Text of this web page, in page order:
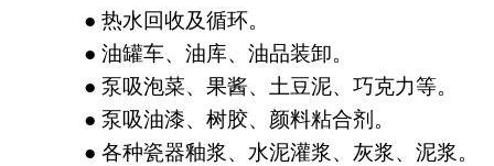
● 热水回收及循环。
● 油罐车、油库、油品装卸。
● 泵吸泡菜、果酱、土豆泥、巧克力等。
● 泵吸油漆、树胶、颜料粘合剂。
● 各种瓷器釉浆、水泥灌浆、灰浆、泥浆。